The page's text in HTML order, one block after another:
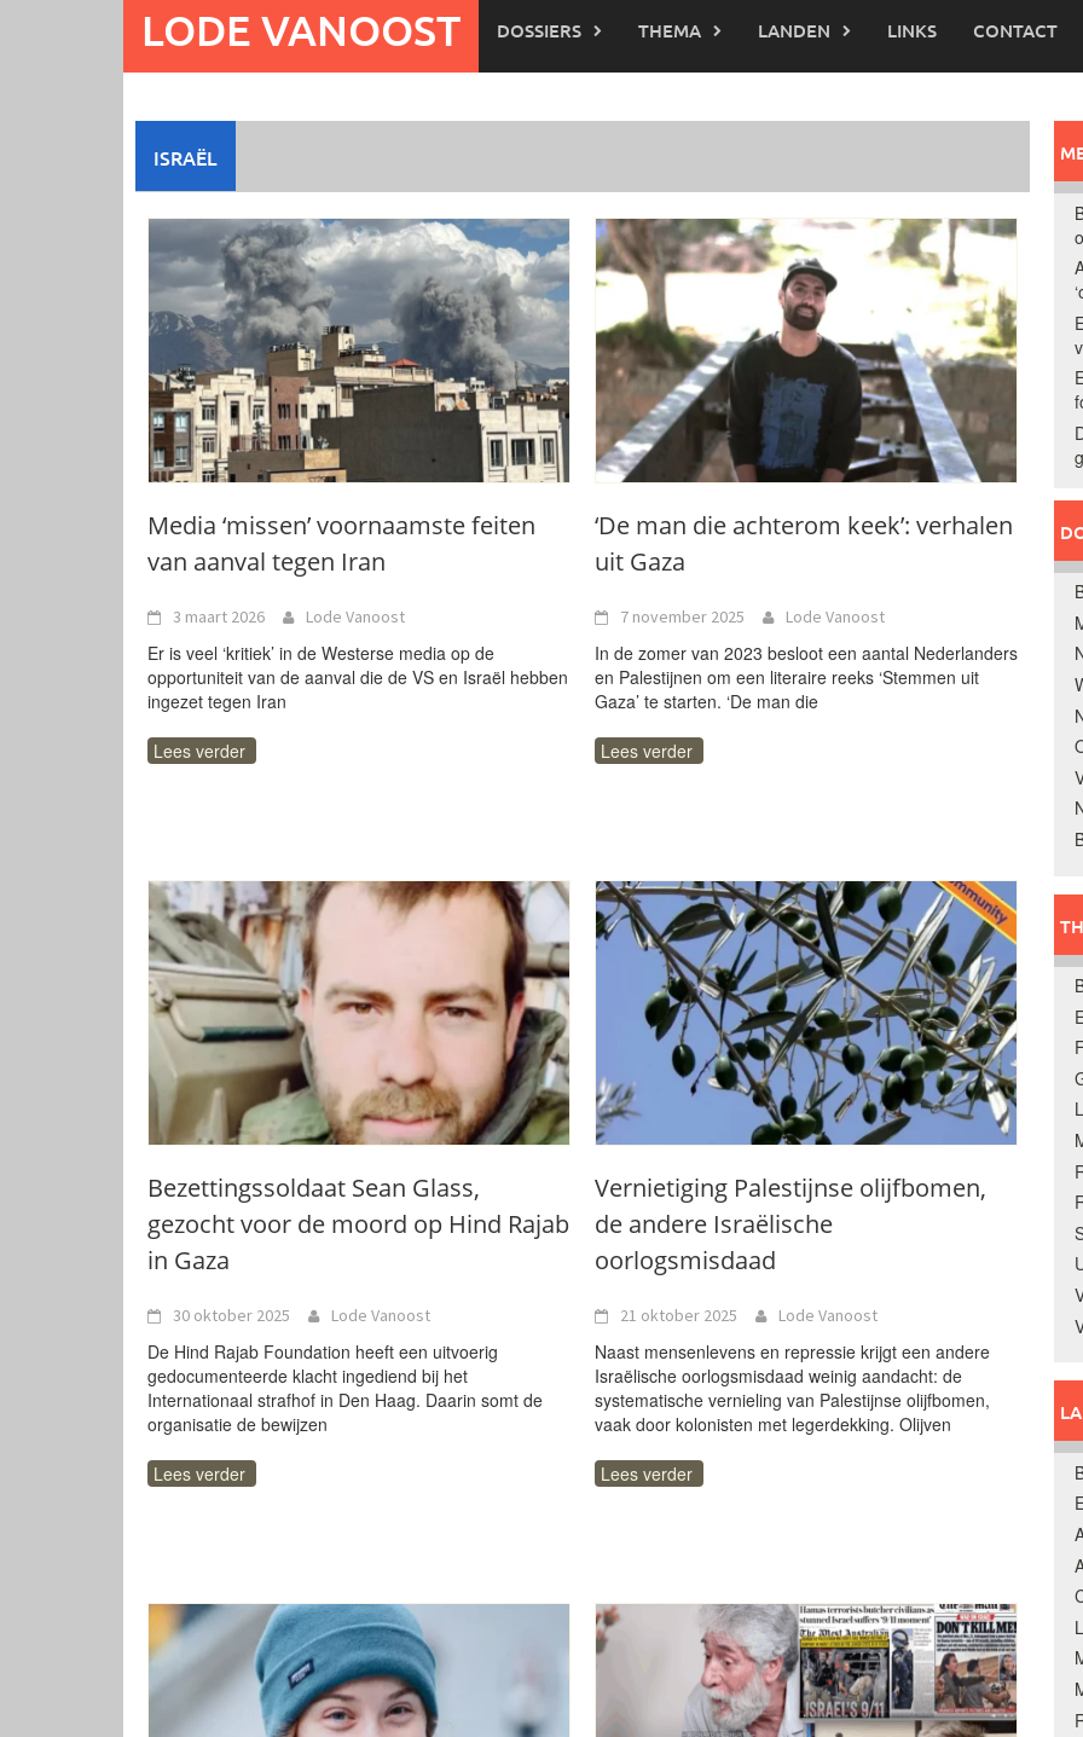
LODE VANOOST DOSSIERS THEMA LANDEN LINKS CONTACT
ISRAËL
Media ‘missen’ voornaamste feiten
van aanval tegen Iran
3 maart 2026 Lode Vanoost
Er is veel ‘kritiek’ in de Westerse media op de
opportuniteit van de aanval die de VS en Israël hebben
ingezet tegen Iran
Lees verder
‘De man die achterom keek’: verhalen
uit Gaza
7 november 2025 Lode Vanoost
In de zomer van 2023 besloot een aantal Nederlanders
en Palestijnen om een literaire reeks ‘Stemmen uit
Gaza’ te starten. ‘De man die
Lees verder
Bezettingssoldaat Sean Glass,
gezocht voor de moord op Hind Rajab
in Gaza
30 oktober 2025 Lode Vanoost
De Hind Rajab Foundation heeft een uitvoerig
gedocumenteerde klacht ingediend bij het
Internationaal strafhof in Den Haag. Daarin somt de
organisatie de bewijzen
Lees verder
Vernietiging Palestijnse olijfbomen,
de andere Israëlische
oorlogsmisdaad
21 oktober 2025 Lode Vanoost
Naast mensenlevens en repressie krijgt een andere
Israëlische oorlogsmisdaad weinig aandacht: de
systematische vernieling van Palestijnse olijfbomen,
vaak door kolonisten met legerdekking. Olijven
Lees verder